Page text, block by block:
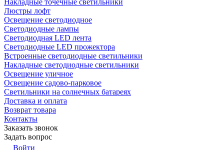
Накладные точечные светильники
Люстры лофт
Освещение светодиодное
Светодиодные лампы
Светодиодная LED лента
Светодиодные LED прожектора
Встроенные светодиодные светильники
Накладные светодиодные светильники
Освещение уличное
Освещение садово-парковое
Светильники на солнечных батареях
Доставка и оплата
Возврат товара
Контакты
Заказать звонок
Задать вопрос
Войти